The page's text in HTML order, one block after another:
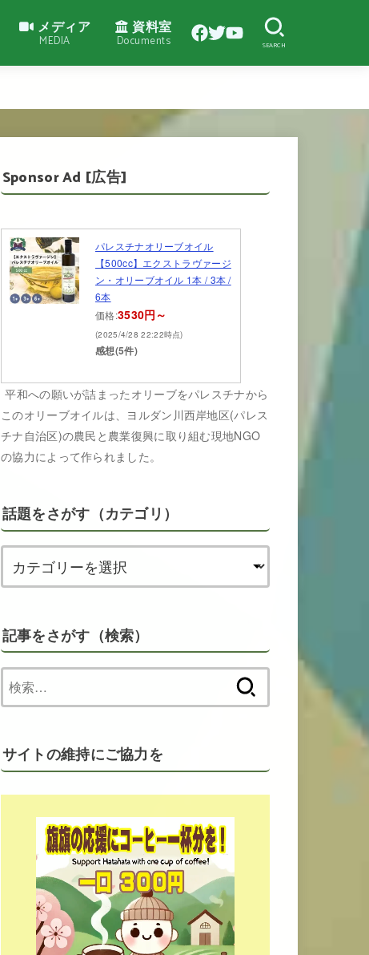
メディア
MEDIA
資料室
Documents SEARCH
Sponsor Ad [広告]
パレスチナオリーブオイル
【500cc】エクストラヴァージ
ン・オリーブオイル 1本 / 3本 /
6本
価格:3530円～
(2025/4/28 22:22時点)
感想(5件)
平和への願いが詰まったオリーブをパレスチナから
このオリーブオイルは、ヨルダン川西岸地区(パレス
チナ自治区)の農民と農業復興に取り組む現地NGO
の協力によって作られました。
話題をさがす（カテゴリ）
記事をさがす（検索）
索:
サイトの維持にご協力を